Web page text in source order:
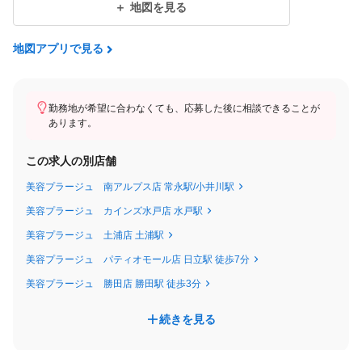
■⽉給例（各店舗の状況により異なります）
25⽇出社の場合
8,000円
※店舗により異なります。
※昇給あり
※【美容師免許必須】
※【正社員】60歳未満の⽅(定年60歳のため)
〜プラージュの職種について～
・アシスタント（免許を持っていない人・取得予定者）
・トップスタイリスト（スタイリスト）
地図を見る
地図アプリで見る
勤務地が希望に合わなくても、応募した後に相談できることが
あります。
この求人の別店舗
美容プラージュ 南アルプス店 常永駅/小井川駅
美容プラージュ カインズ水戸店 水戸駅
美容プラージュ 土浦店 土浦駅
美容プラージュ パティオモール店 日立駅 徒歩7分
美容プラージュ 勝田店 勝田駅 徒歩3分
続きを見る